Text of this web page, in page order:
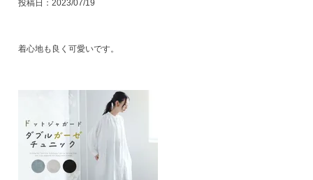
投稿日 2023/07/19